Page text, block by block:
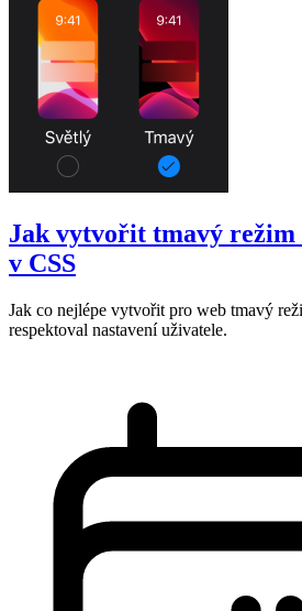
Jak vytvořit tmavý režim
v CSS
Jak co nejlépe vytvořit pro web tmavý
respektoval nastavení uživatele.